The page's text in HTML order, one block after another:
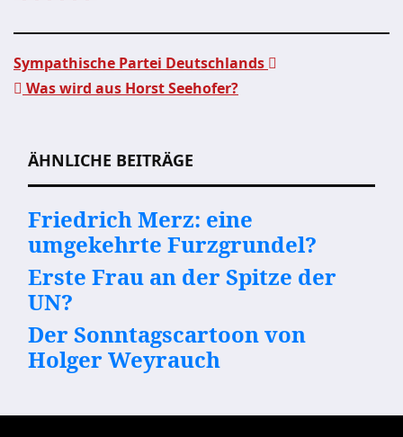
Sympathische Partei Deutschlands
Was wird aus Horst Seehofer?
ÄHNLICHE BEITRÄGE
Friedrich Merz: eine
umgekehrte Furzgrundel?
Erste Frau an der Spitze der
UN?
Der Sonntagscartoon von
Holger Weyrauch